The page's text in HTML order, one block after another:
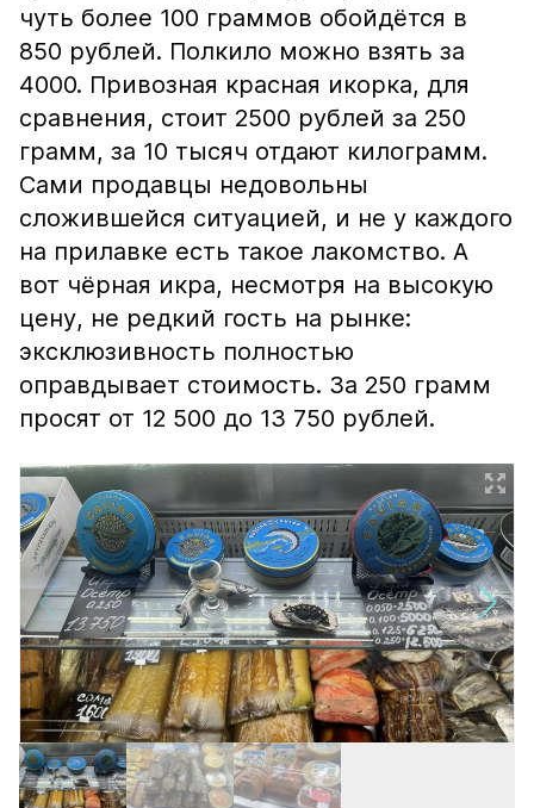
чуть более 100 граммов обойдётся в
850 рублей. Полкило можно взять за
4000. Привозная красная икорка, для
сравнения, стоит 2500 рублей за 250
грамм, за 10 тысяч отдают килограмм.
Сами продавцы недовольны
сложившейся ситуацией, и не у каждого
на прилавке есть такое лакомство. А
вот чёрная икра, несмотря на высокую
цену, не редкий гость на рынке:
эксклюзивность полностью
оправдывает стоимость. За 250 грамм
просят от 12 500 до 13 750 рублей.